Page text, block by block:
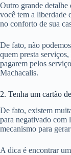
Outro grande detalhe
você tem a liberdade
no conforto de sua
De fato, não
quem presta
pagarem pelos
Machacalis.
2. Tenha um cartão
De fato, existem
para negativado com
mecanismo para
A dica é encontrar